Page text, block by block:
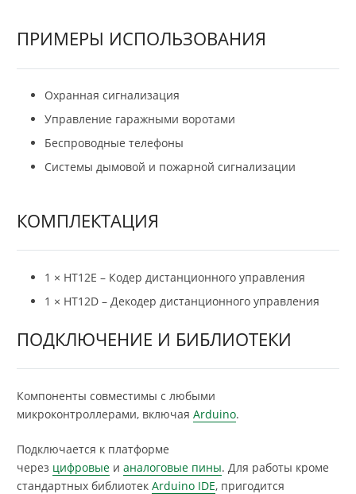
ПРИМЕРЫ ИСПОЛЬЗОВАНИЯ
Охранная сигнализация
Управление гаражными воротами
Беспроводные телефоны
Системы дымовой и пожарной сигнализации
КОМПЛЕКТАЦИЯ
1 × HT12E – Кодер дистанционного управления
1 × HT12D – Декодер дистанционного управления
ПОДКЛЮЧЕНИЕ И БИБЛИОТЕКИ
Компоненты совместимы с любыми
микроконтроллерами, включая Arduino.
Подключается к платформе
через цифровые и аналоговые пины. Для работы кроме
стандартных библиотек Arduino IDE, пригодится